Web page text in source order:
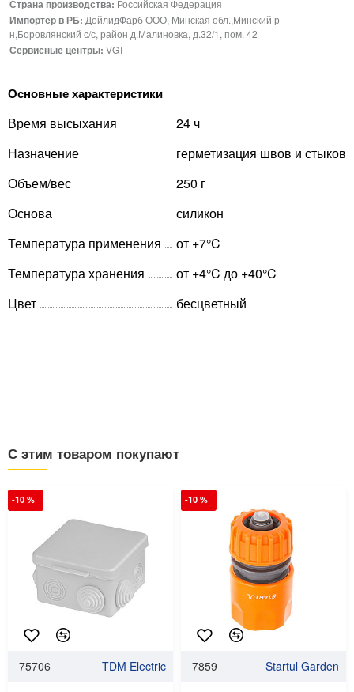
Страна производства: Российская Федерация
Импортер в РБ: ДойлидФарб ООО, Минская обл.,Минский р-
н,Боровлянский с/с, район д.Малиновка, д.32/1, пом. 42
Сервисные центры: VGT
Основные характеристики
Время высыхания
24 ч
Назначение
герметизация швов и стыков
Объем/вес
250 г
Основа
силикон
Температура применения
от +7°C
Температура хранения
от +4°C до +40°C
Цвет
бесцветный
С этим товаром покупают
-10 %
75706 TDM Electric
-10 %
7859 Startul Garden